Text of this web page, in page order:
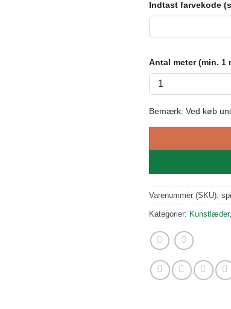
Indtast farvekode
Antal meter (min. 1
Bemærk: Ved køb
Varenummer (SKU):
Kategorier: Kunstlæder,